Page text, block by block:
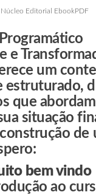
Núcleo Editorial EbookPDF
e
um
estruturado,
que
situação
de
bem vindo
ao